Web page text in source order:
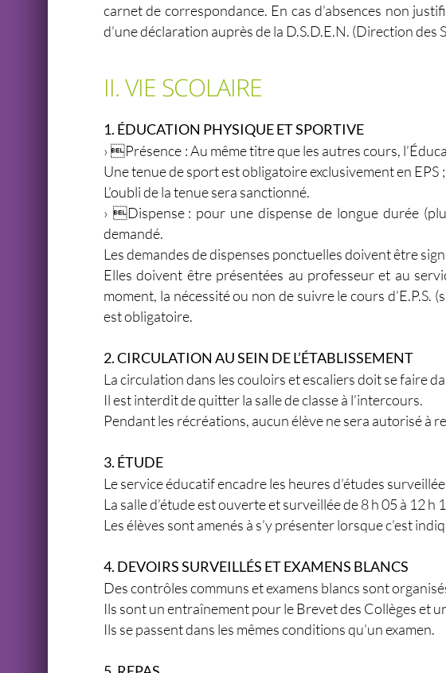
carnet de correspondance. En cas d’absences non
d’une déclaration auprès de la D.S.D.E.N. (Direction
II. VIE SCOLAIRE
1. ÉDUCATION PHYSIQUE ET SPORTIVE
› Présence : Au même titre que les autres cours,
Une tenue de sport est obligatoire exclusivement en
L’oubli de la tenue sera sanctionné.
› Dispense : pour une dispense de longue durée
demandé.
Les demandes de dispenses ponctuelles doivent être
Elles doivent être présentées au professeur et au
moment, la nécessité ou non de suivre le cours d’E.P.S.
est obligatoire.
2. CIRCULATION AU SEIN DE L’ÉTABLISSEMENT
La circulation dans les couloirs et escaliers doit se faire
Il est interdit de quitter la salle de classe à l’intercours.
Pendant les récréations, aucun élève ne sera autorisé à
3. ÉTUDE
Le service éducatif encadre les heures d’études
La salle d’étude est ouverte et surveillée de 8 h 05 à 12 h
Les élèves sont amenés à s’y présenter lorsque c’est
4. DEVOIRS SURVEILLÉS ET EXAMENS BLANCS
Des contrôles communs et examens blancs sont
Ils sont un entraînement pour le Brevet des Collèges et
Ils se passent dans les mêmes conditions qu’un examen.